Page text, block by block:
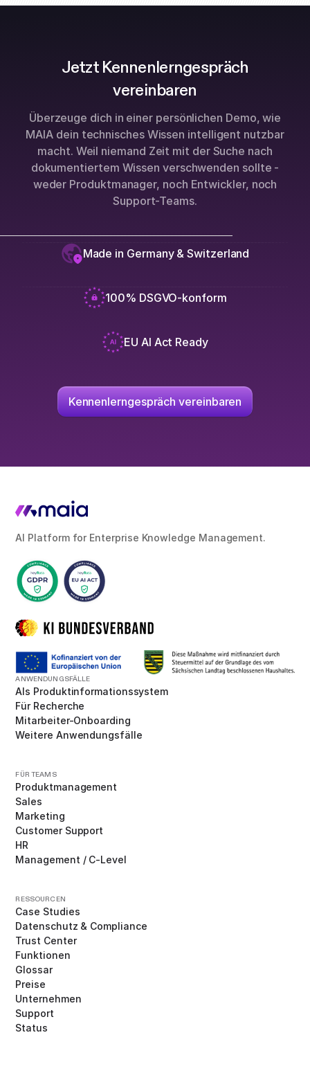
Jetzt Kennenlerngespräch
vereinbaren
Überzeuge dich in einer persönlichen Demo, wie
MAIA dein technisches Wissen intelligent nutzbar
macht. Weil niemand Zeit mit der Suche nach
dokumentiertem Wissen verschwenden sollte -
weder Produktmanager, noch Entwickler, noch
Support-Teams.
Made in Germany & Switzerland
100% DSGVO-konform
EU AI Act Ready
Kennenlerngespräch vereinbaren
AI Platform for Enterprise Knowledge Management.
ANWENDUNGSFÄLLE
Als Produktinformationssystem
Für Recherche
Mitarbeiter-Onboarding
Weitere Anwendungsfälle
FÜR TEAMS
Produktmanagement
Sales
Marketing
Customer Support
HR
Management / C-Level
RESSOURCEN
Case Studies
Datenschutz & Compliance
Trust Center
Funktionen
Glossar
Preise
Unternehmen
Support
Status